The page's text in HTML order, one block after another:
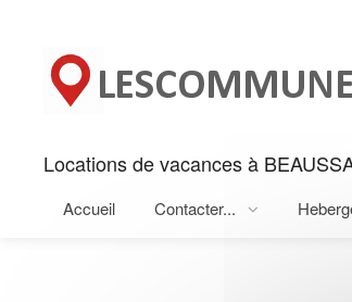
Locations de vacances à
Accueil Contacter...